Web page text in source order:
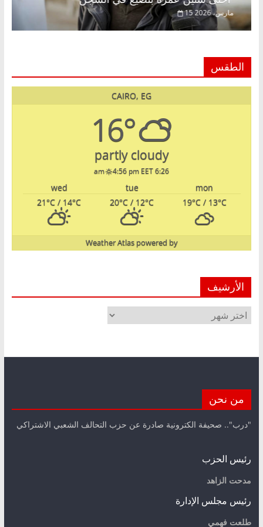
15 مارس، 2026
الطقس
CAIRO, EG
16°
partly cloudy
6:26 am
4:56 pm EET
mon
tue
wed
19°C/ 13°C
20°C / 12°C
21°C / 14°C
powered by
Weather Atlas
الأرشيف
الأرشيف
من نحن
"درب".. صحيفة الكترونية صادرة عن حزب التحالف الشعبي الاشتراكي
رئيس الحزب
مدحت الزاهد
رئيس مجلس الإدارة
طلعت فهمي